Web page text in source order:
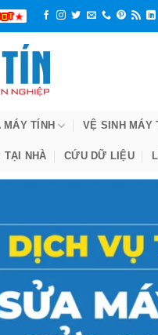
MÁY TÍNH VỆ SINH MÁY
TẠI NHÀ CỨU DỮ LIỆU